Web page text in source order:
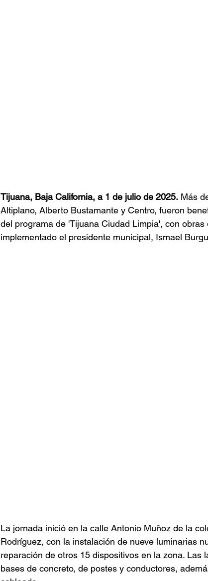
Tijuana, Baja California, a 1 de julio de 2025. Más
Altiplano, Alberto Bustamante y Centro, fueron
del programa de 'Tijuana Ciudad Limpia', con
implementado el presidente municipal, Ismael
La jornada inició en la calle Antonio Muñoz de la
Rodríguez, con la instalación de nueve luminarias
reparación de otros 15 dispositivos en la zona.
bases de concreto, de postes y conductores,